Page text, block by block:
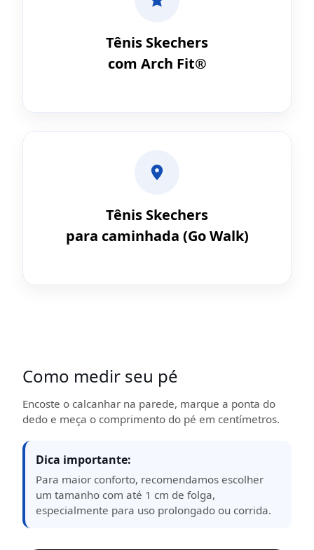
Tênis Skechers
com Arch Fit®
Tênis Skechers
para caminhada (Go Walk)
Como medir seu pé
Encoste o calcanhar na parede, marque a ponta do
dedo e meça o comprimento do pé em centímetros.
Dica importante:
Para maior conforto, recomendamos escolher
um tamanho com até 1 cm de folga,
especialmente para uso prolongado ou corrida.